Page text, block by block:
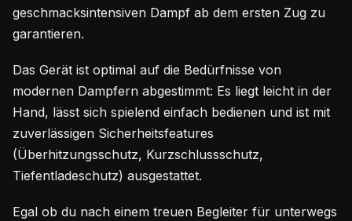
geschmacksintensiven Dampf ab dem ersten Zug zu
garantieren.
Das Gerät ist optimal auf die Bedürfnisse von
modernen Dampfern abgestimmt: Es liegt leicht in der
Hand, lässt sich spielend einfach bedienen und ist mit
zuverlässigen Sicherheitsfeatures
(Überhitzungsschutz, Kurzschlussschutz,
Tiefentladeschutz) ausgestattet.
Egal ob du nach einem treuen Begleiter für unterwegs